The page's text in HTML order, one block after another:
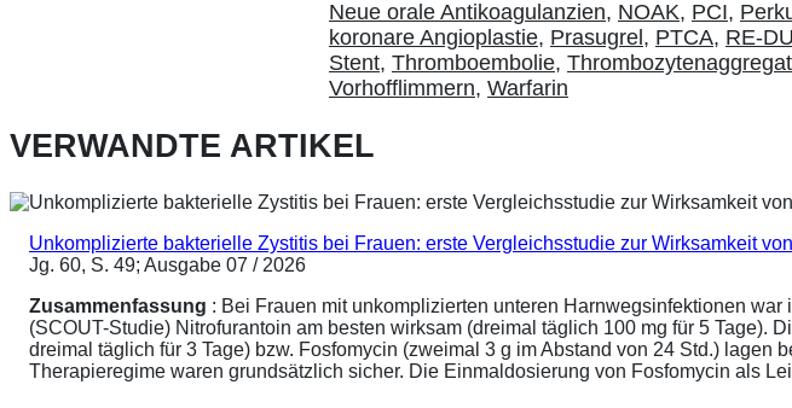
Neue orale Antikoagulanzien, NOAK, PCI,
koronare Angioplastie, Prasugrel, PTCA, RE-
Stent, Thromboembolie,
Vorhofflimmern, Warfarin
VERWANDTE ARTIKEL
Unkomplizierte bakterielle Zystitis bei Frauen: erste Vergleichsstudie zur Wirksamkeit
Jg. 60, S. 49; Ausgabe 07 / 2026
Zusammenfassung : Bei Frauen mit unkomplizierten unteren Harnwegsinfektionen
(SCOUT-Studie) Nitrofurantoin am besten wirksam (dreimal täglich 100 mg für 5
dreimal täglich für 3 Tage) bzw. Fosfomycin (zweimal 3 g im Abstand von 24 Std.)
Therapieregime waren grundsätzlich sicher. Die Einmaldosierung von Fosfomycin als